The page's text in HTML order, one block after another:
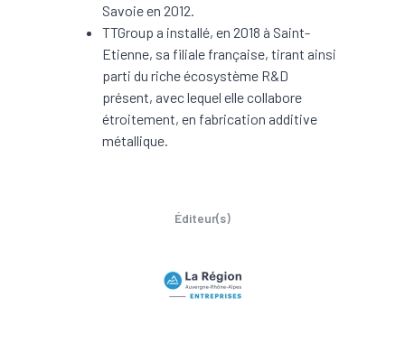
Savoie en 2012.
TTGroup a installé, en 2018 à Saint-
Etienne, sa filiale française, tirant ainsi
parti du riche écosystème R&D
présent, avec lequel elle collabore
étroitement, en fabrication additive
métallique.
Éditeur(s)